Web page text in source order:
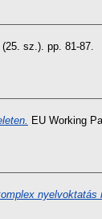
sz.). pp. 81-87.
EU Working
nyelvoktatás